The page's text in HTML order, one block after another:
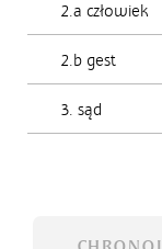
2.a człowiek
2.b gest
3. sąd